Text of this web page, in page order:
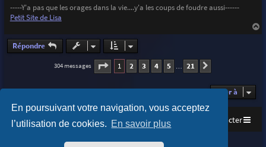
En poursuivant votre navigation, vous acceptez
l’utilisation de cookies. En savoir plus
-----Y'a pas que les orages dans la vie....y'a les coups de foudre aussi------
Petit Site de Lisa
a
Répondre
304 messages Page 1sur 21
1 2 3 4 5 … 21
Aller à
Accueil Index du forum Nous contacter
Purplexion style byIan Bradley